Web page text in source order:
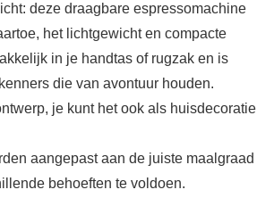
deze draagbare espressomachine
het lichtgewicht en compacte
in je handtas of rugzak en is
die van avontuur houden.
je kunt het ook als huisdecoratie
aangepast aan de juiste maalgraad
behoeften te voldoen.